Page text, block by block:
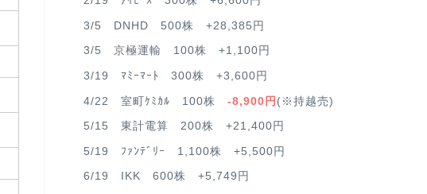
3/5 DNHD 500株 +28,385円
3/5 京極運輸 100株 +1,100円
3/19 ﾏﾐｰﾏｰﾄ 300株 +3,600円
4/22 室町ｹﾐｶﾙ 100株 -8,900円 (※持越売)
5/15 東計電算 200株 +21,400円
5/19 ﾌｧﾝﾃﾞﾘｰ 1,100株 +5,500円
6/19 IKK 600株 +5,749円